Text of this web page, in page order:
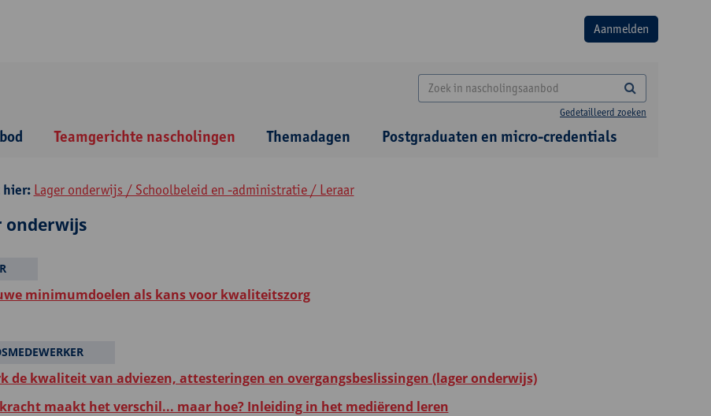
Gedetailleerd zoeken
Teamgerichte nascholingen Themadagen Postgraduaten en micro-credentials
hier: Lager onderwijs / Schoolbeleid en -administratie / Leraar
onderwijs
minimumdoelen als kans voor kwaliteitszorg
de kwaliteit van adviezen, attesteringen en overgangsbeslissingen (lager onderwijs)
maakt het verschil... maar hoe? Inleiding in het mediërend leren